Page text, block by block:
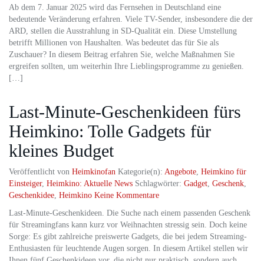
Ab dem 7. Januar 2025 wird das Fernsehen in Deutschland eine
bedeutende Veränderung erfahren. Viele TV-Sender, insbesondere die der
ARD, stellen die Ausstrahlung in SD-Qualität ein. Diese Umstellung
betrifft Millionen von Haushalten. Was bedeutet das für Sie als
Zuschauer? In diesem Beitrag erfahren Sie, welche Maßnahmen Sie
ergreifen sollten, um weiterhin Ihre Lieblingsprogramme zu genießen.
[…]
Last-Minute-Geschenkideen fürs
Heimkino: Tolle Gadgets für
kleines Budget
Veröffentlicht von Heimkinofan Kategorie(n): Angebote, Heimkino für
Einsteiger, Heimkino: Aktuelle News Schlagwörter: Gadget, Geschenk,
Geschenkidee, Heimkino Keine Kommentare
Last-Minute-Geschenkideen. Die Suche nach einem passenden Geschenk
für Streamingfans kann kurz vor Weihnachten stressig sein. Doch keine
Sorge: Es gibt zahlreiche preiswerte Gadgets, die bei jedem Streaming-
Enthusiasten für leuchtende Augen sorgen. In diesem Artikel stellen wir